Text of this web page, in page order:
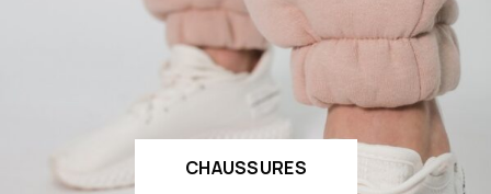
CHAUSSURES